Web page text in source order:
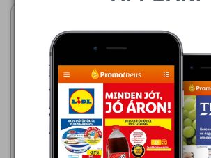
2026.08.06 - 08.12
1 111,00 Ft
Aldi
1